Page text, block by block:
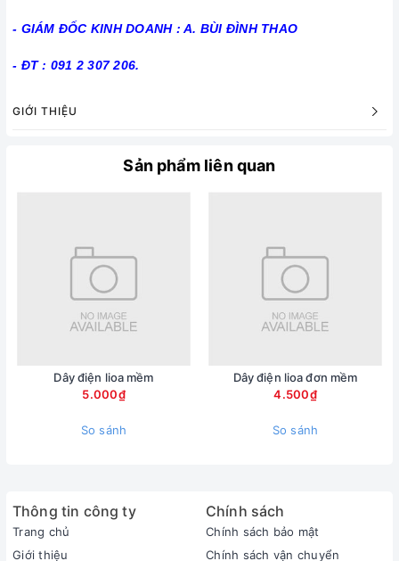
- GIÁM ĐỐC KINH DOANH : A. BÙI ĐÌNH THAO
- ĐT : 091 2 307 206.
GIỚI THIỆU
Sản phẩm liên quan
Dây điện lioa mềm
5.000₫
So sánh
Dây điện lioa đơn mềm
4.500₫
So sánh
Thông tin công ty
Trang chủ
Giới thiệu
Chính sách
Chính sách bảo mật
Chính sách vận chuyển